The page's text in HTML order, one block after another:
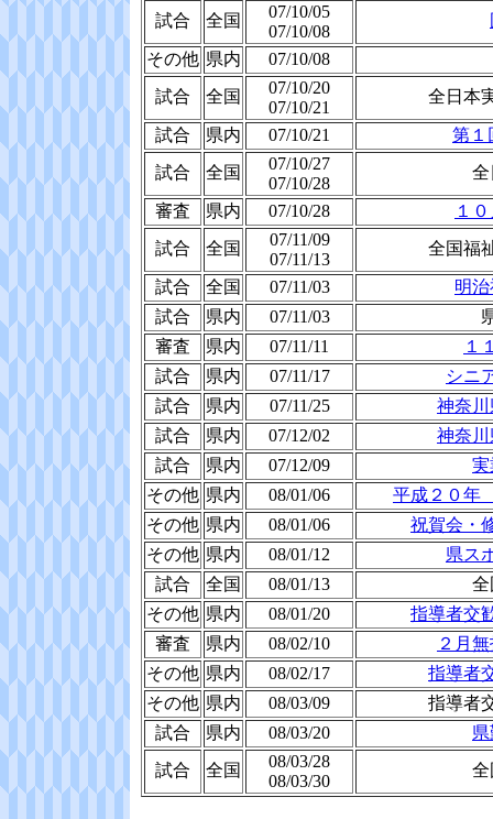
試合
全国
07/10/05
07/10/08
その他 県内
07/10/08
試合
全国
07/10/20
07/10/21
全日本
試合 県内 07/10/21
第１
試合
全国
07/10/27
07/10/28
全
審査 県内 07/10/28
１
試合
全国
07/11/09
07/11/13
全国福
試合 全国 07/11/03
明
試合
県内 07/11/03
審査
県内 07/11/11
１
試合
県内 07/11/17
シニ
試合
県内 07/11/25
神奈
試合
県内 07/12/02
神奈
試合
県内 07/12/09
その他 県内 08/01/06
平成２０年
その他 県内 08/01/06
祝賀会・
その他 県内 08/01/12
県ス
試合
全国 08/01/13
全
その他 県内 08/01/20
指導者交
審査
県内 08/02/10
２月
その他 県内 08/02/17
指導者
その他 県内 08/03/09
指導者
試合
県内 08/03/20
試合
全国
08/03/28
08/03/30
全